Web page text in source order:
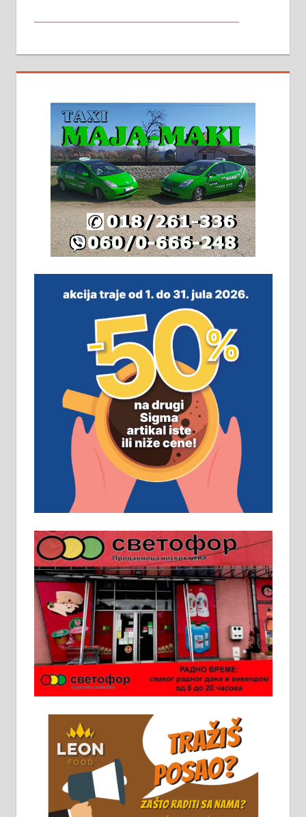
На продају кућа у Алексинцу,
стамбене целине једна уз другу.
2х150м2, две гараже, централно
грејање на гас и дрва. Две
адресе. 063/71-74-023
Издајем комплетно опремљену
халу на Житковачком путу, на
плацу површине око 7 ари.
064/321-80-51; 063/102-35-25
незавршена кућа површине 160
м2 са плацем од 8 ари у Зеленом
виру у Алексинцу. Могућа
замена. 064/21-63-584
ПОСЛОВНИ ОГЛАСИ
Рудник и флотација Рудник
д.о.о. Рудник запошљава 20
помоћника рудара. Услови:
Основна школа, пожељно радно
искуство на истим и сличним
пословима, али не и неопходан
услов. Обезбеђен смештај,
превоз, исхрана. 032/57-41-122 –
локал 22
Пружам услуге завршних радова
у грађевини, хидроизолације и
молерских радова. 061/25-28-058
Ало таксију потребан возач са Б
категоријом. 064/02-85-511
Потребна два радника за рад на
стоваришту „Липа промет” у
Алексинцу. За више
информација доћи лично на
стовариште у улици Максима
Горког 26 сваког радног дана од
8 до 15 часова. 063/465-045
Чистим све врсте димњака.
061/32-13-445